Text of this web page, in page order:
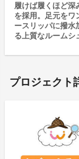
履けば履くほど深
を採用。足元をワ
ースリッパに撥水
る上質なルームシ
プロジェクト